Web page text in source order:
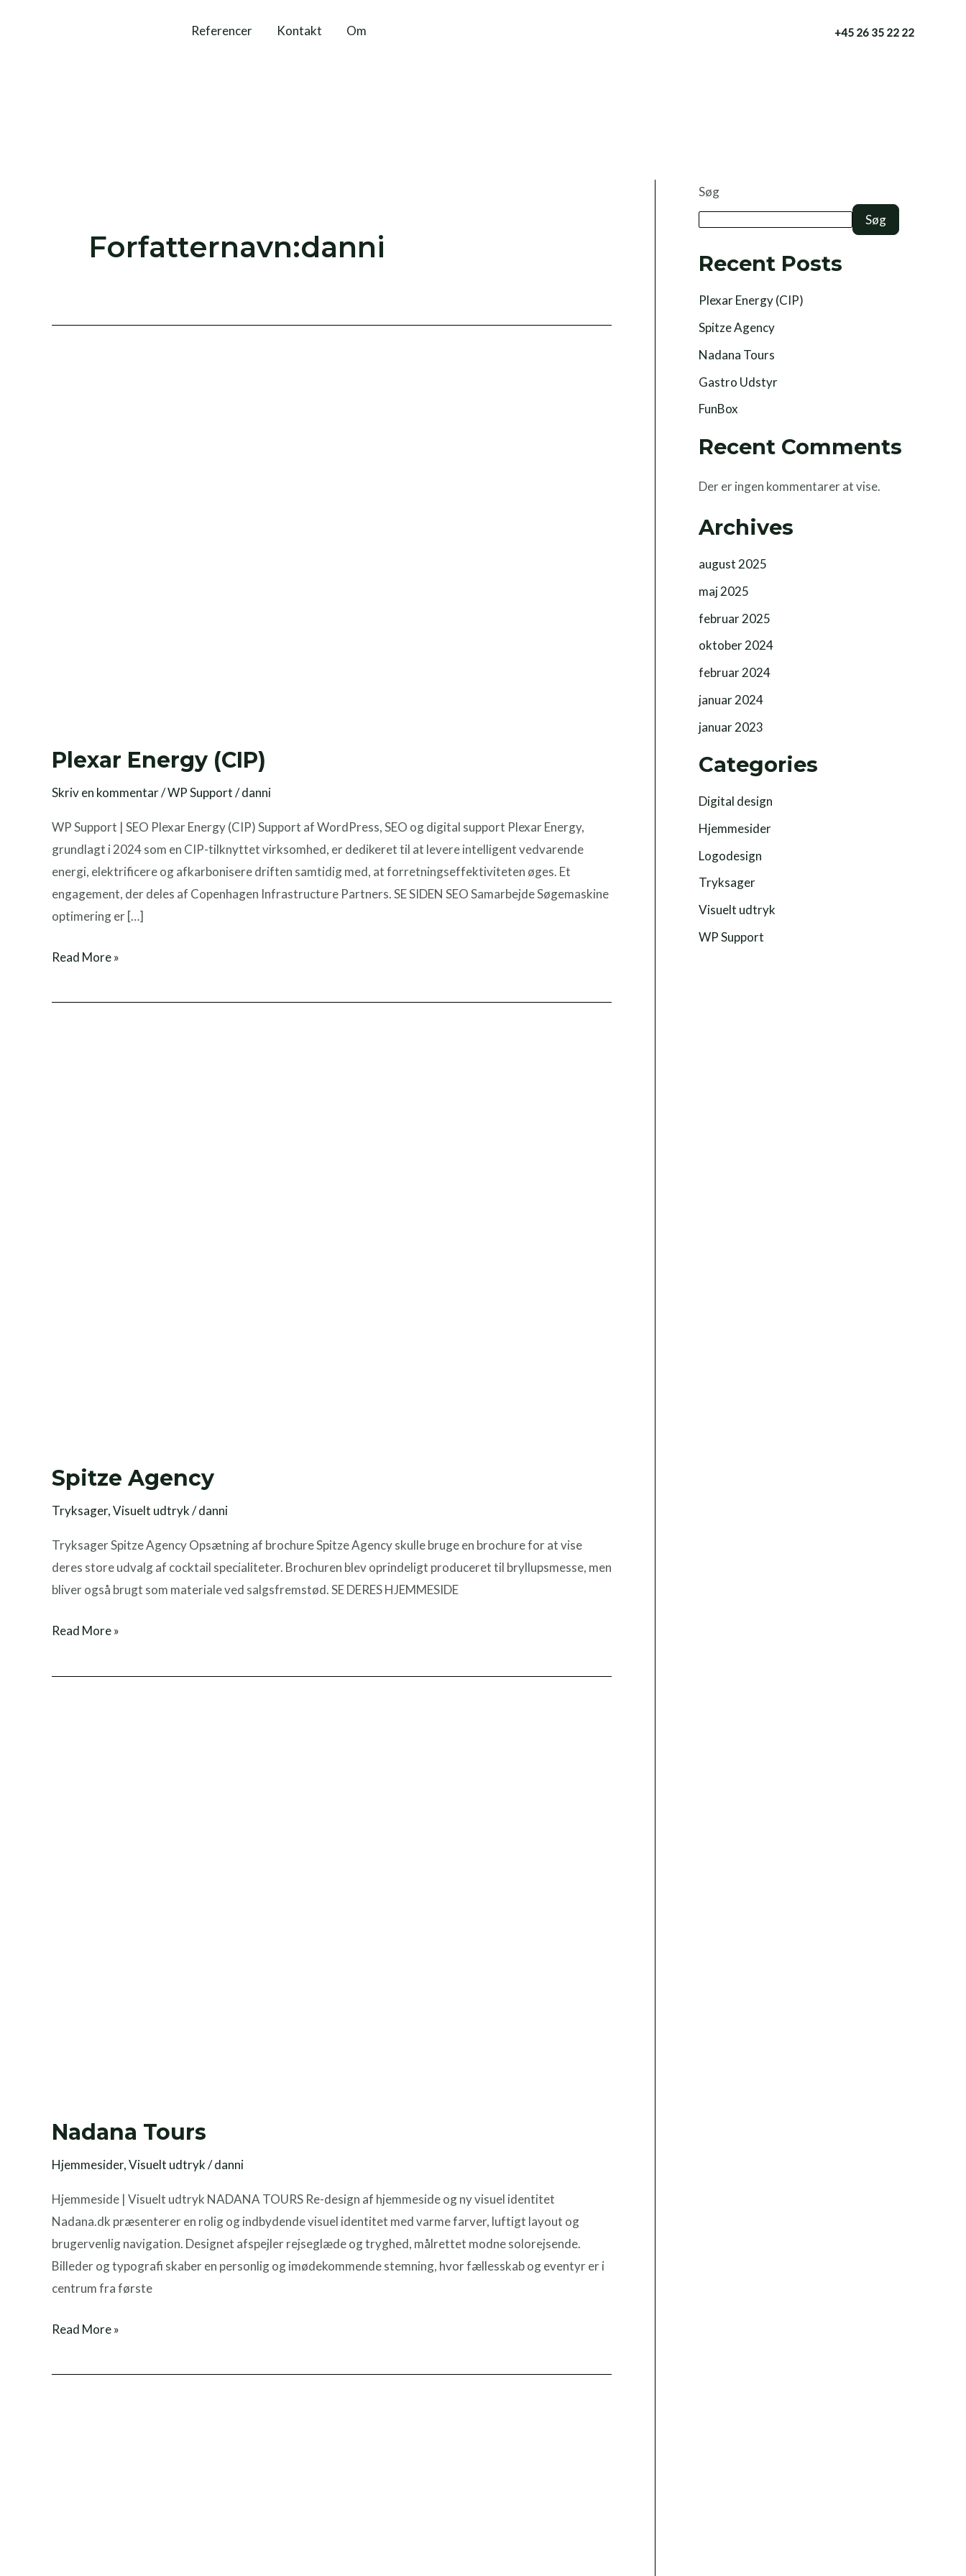
Referencer Kontakt Om +45 26 35 22 22
Forfatternavn:danni
Plexar Energy (CIP)
Skriv en kommentar/WP Support/danni
WP Support | SEO Plexar Energy (CIP) Support af WordPress, SEO og digital support Plexar Energy,
grundlagt i 2024 som en CIP-tilknyttet virksomhed, er dedikeret til at levere intelligent vedvarende
energi, elektrificere og afkarbonisere driften samtidig med, at forretningseffektiviteten øges. Et
engagement, der deles af Copenhagen Infrastructure Partners. SE SIDEN SEO Samarbejde Søgemaskine
optimering er […]
Read More »
Spitze Agency
Tryksager,Visuelt udtryk/danni
Tryksager Spitze Agency Opsætning af brochure Spitze Agency skulle bruge en brochure for at vise
deres store udvalg af cocktail specialiteter. Brochuren blev oprindeligt produceret til bryllupsmesse, men
bliver også brugt som materiale ved salgsfremstød. SE DERES HJEMMESIDE
Read More »
Nadana Tours
Hjemmesider,Visuelt udtryk/danni
Hjemmeside | Visuelt udtryk NADANA TOURS Re-design af hjemmeside og ny visuel identitet
Nadana.dk præsenterer en rolig og indbydende visuel identitet med varme farver, luftigt layout og
brugervenlig navigation. Designet afspejler rejseglæde og tryghed, målrettet modne solorejsende.
Billeder og typografi skaber en personlig og imødekommende stemning, hvor fællesskab og eventyr er i
centrum fra første
Read More »
Søg
Søg
Recent Posts
Plexar Energy (CIP)
Spitze Agency
Nadana Tours
Gastro Udstyr
FunBox
Recent Comments
Der er ingen kommentarer at vise.
Archives
august 2025
maj 2025
februar 2025
oktober 2024
februar 2024
januar 2024
januar 2023
Categories
Digital design
Hjemmesider
Logodesign
Tryksager
Visuelt udtryk
WP Support